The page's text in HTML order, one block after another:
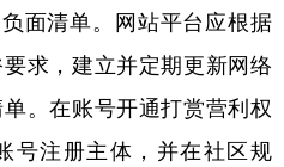
清单。网站平台应根据
求，建立并定期更新网络
。在账号开通打赏营利权
号注册主体，并在社区规